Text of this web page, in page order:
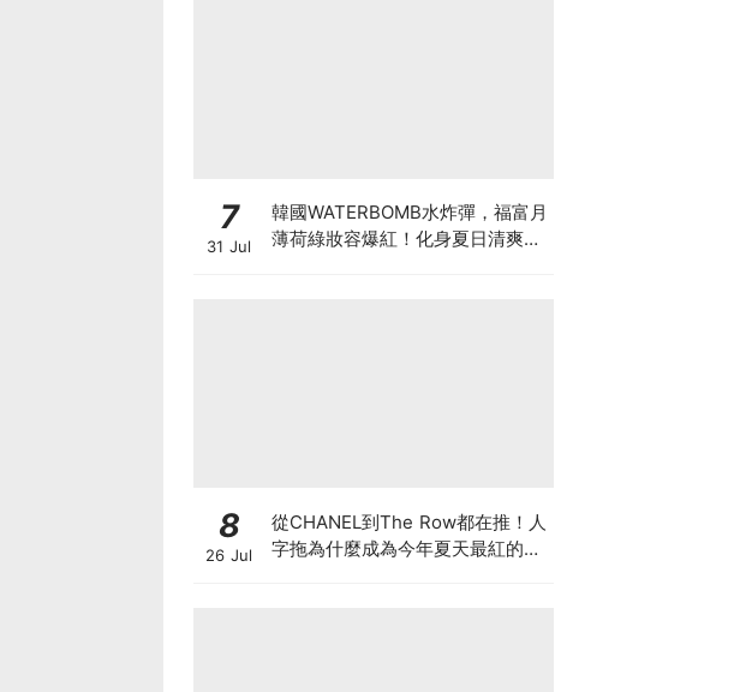
7
31 Jul
韓國WATERBOMB水炸彈，福富月
薄荷綠妝容爆紅！化身夏日清爽
8
26 Jul
從CHANEL到The Row都在推！人
字拖為什麼成為今年夏天最紅的